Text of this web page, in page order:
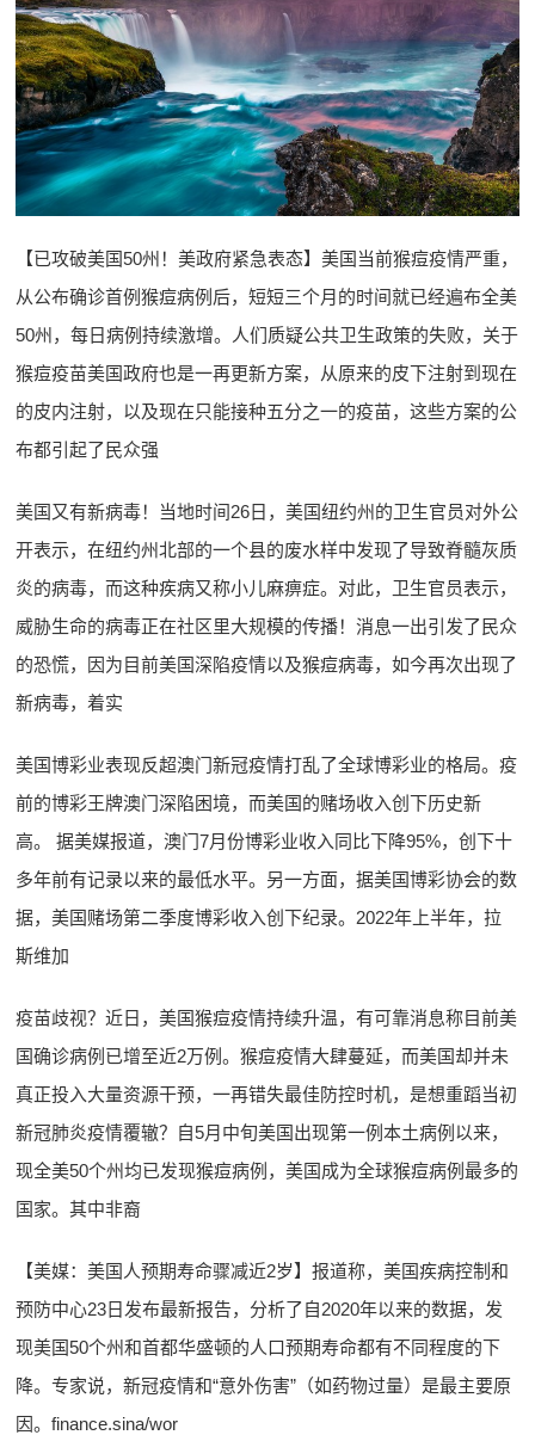
【已攻破美国50州！美政府紧急表态】美国当前猴痘疫情严重，
从公布确诊首例猴痘病例后，短短三个月的时间就已经遍布全美
50州，每日病例持续激增。人们质疑公共卫生政策的失败，关于
猴痘疫苗美国政府也是一再更新方案，从原来的皮下注射到现在
的皮内注射，以及现在只能接种五分之一的疫苗，这些方案的公
布都引起了民众强
美国又有新病毒！当地时间26日，美国纽约州的卫生官员对外公
开表示，在纽约州北部的一个县的废水样中发现了导致脊髓灰质
炎的病毒，而这种疾病又称小儿麻痹症。对此，卫生官员表示，
威胁生命的病毒正在社区里大规模的传播！消息一出引发了民众
的恐慌，因为目前美国深陷疫情以及猴痘病毒，如今再次出现了
新病毒，着实
美国博彩业表现反超澳门新冠疫情打乱了全球博彩业的格局。疫
前的博彩王牌澳门深陷困境，而美国的赌场收入创下历史新
高。 据美媒报道，澳门7月份博彩业收入同比下降95%，创下十
多年前有记录以来的最低水平。另一方面，据美国博彩协会的数
据，美国赌场第二季度博彩收入创下纪录。2022年上半年，拉
斯维加
疫苗歧视？近日，美国猴痘疫情持续升温，有可靠消息称目前美
国确诊病例已增至近2万例。猴痘疫情大肆蔓延，而美国却并未
真正投入大量资源干预，一再错失最佳防控时机，是想重蹈当初
新冠肺炎疫情覆辙？自5月中旬美国出现第一例本土病例以来，
现全美50个州均已发现猴痘病例，美国成为全球猴痘病例最多的
国家。其中非裔
【美媒：美国人预期寿命骤减近2岁】报道称，美国疾病控制和
预防中心23日发布最新报告，分析了自2020年以来的数据，发
现美国50个州和首都华盛顿的人口预期寿命都有不同程度的下
降。专家说，新冠疫情和“意外伤害”（如药物过量）是最主要原
因。finance.sina/wor